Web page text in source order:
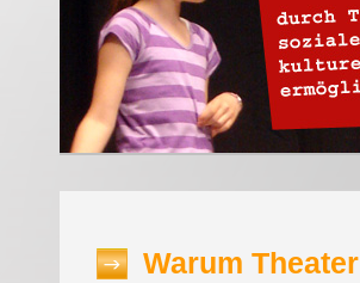
Warum Theater